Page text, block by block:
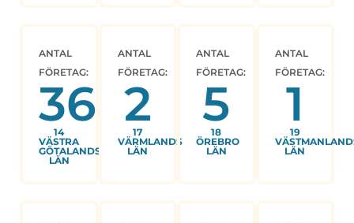
ANTAL
FÖRETAG:
36
14
VÄSTRA
GÖTALANDS
LÄN
ANTAL
FÖRETAG:
2
17
VÄRMLANDS
LÄN
ANTAL
FÖRETAG:
5
18
ÖREBRO
LÄN
ANTAL
FÖRETAG:
1
19
LÄN